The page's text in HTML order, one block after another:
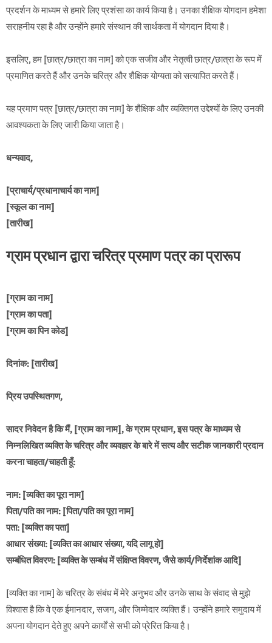
प्रदर्शन के माध्यम से हमारे लिए प्रशंसा का कार्य किया है। उनका शैक्षिक योगदान हमेशा
सराहनीय रहा है और उन्होंने हमारे संस्थान की सार्थकता में योगदान दिया है।
इसलिए, हम [छात्र/छात्रा का नाम] को एक सजीव और नेतृत्वी छात्र/छात्रा के रूप में
प्रमाणित करते हैं और उनके चरित्र और शैक्षिक योग्यता को सत्यापित करते हैं।
यह प्रमाण पत्र [छात्र/छात्रा का नाम] के शैक्षिक और व्यक्तिगत उद्देश्यों के लिए उनकी
आवश्यकता के लिए जारी किया जाता है।
धन्यवाद,
[प्राचार्य/प्रधानाचार्य का नाम]
[स्कूल का नाम]
[तारीख]
ग्राम प्रधान द्वारा चरित्र प्रमाण पत्र का प्रारूप
[ग्राम का नाम]
[ग्राम का पता]
[ग्राम का पिन कोड]
दिनांक: [तारीख]
प्रिय उपस्थितगण,
सादर निवेदन है कि मैं, [ग्राम का नाम], के ग्राम प्रधान, इस पत्र के माध्यम से
निम्नलिखित व्यक्ति के चरित्र और व्यवहार के बारे में सत्य और सटीक जानकारी प्रदान
करना चाहता/चाहती हूँ:
नाम: [व्यक्ति का पूरा नाम]
पिता/पति का नाम: [पिता/पति का पूरा नाम]
पता: [व्यक्ति का पता]
आधार संख्या: [व्यक्ति का आधार संख्या, यदि लागू हो]
सम्बंधित विवरण: [व्यक्ति के सम्बंध में संक्षिप्त विवरण, जैसे कार्य/निर्देशांक आदि]
[व्यक्ति का नाम] के चरित्र के संबंध में मेरे अनुभव और उनके साथ के संवाद से मुझे
विश्वास है कि वे एक ईमानदार, सजग, और जिम्मेदार व्यक्ति हैं। उन्होंने हमारे समुदाय में
अपना योगदान देते हुए अपने कार्यों से सभी को प्रेरित किया है।